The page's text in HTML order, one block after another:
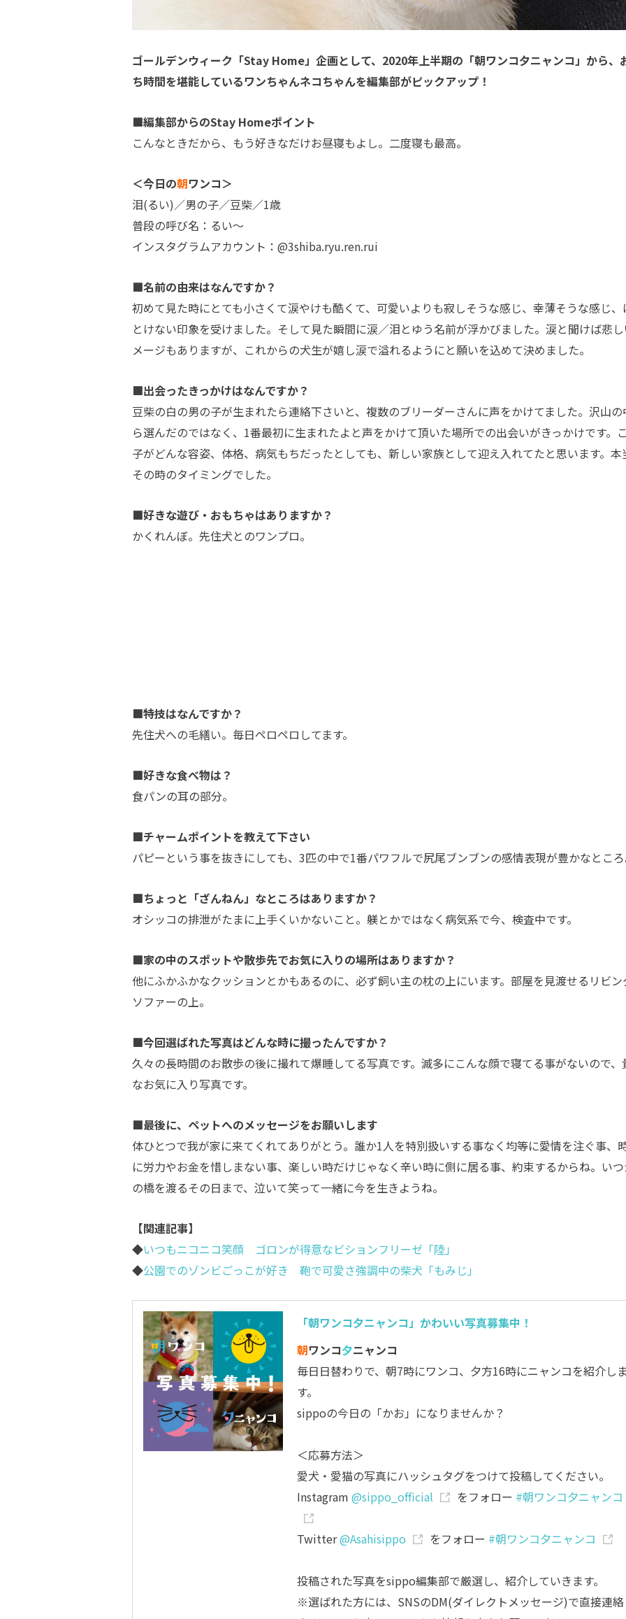
ゴールデンウィーク「Stay Home」企画として、2020年上半期の「朝ワンコ夕ニャンコ」から、
ち時間を堪能しているワンちゃんネコちゃんを編集部がピックアップ！
■編集部からのStay Homeポイント
こんなときだから、もう好きなだけお昼寝もよし。二度寝も最高。
＜今日の朝ワンコ＞
泪(るい)／男の子／豆柴／1歳
普段の呼び名：るい～
インスタグラムアカウント：@3shiba.ryu.ren.rui
■名前の由来はなんですか？
初めて見た時にとても小さくて涙やけも酷くて、可愛いよりも寂しそうな感じ、幸薄そうな感じ、
とけない印象を受けました。そして見た瞬間に涙／泪とゆう名前が浮かびました。涙と聞けば悲
メージもありますが、これからの犬生が嬉し涙で溢れるようにと願いを込めて決めました。
■出会ったきっかけはなんですか？
豆柴の白の男の子が生まれたら連絡下さいと、複数のブリーダーさんに声をかけてました。沢山の
ら選んだのではなく、1番最初に生まれたよと声をかけて頂いた場所での出会いがきっかけです。
子がどんな容姿、体格、病気もちだったとしても、新しい家族として迎え入れてたと思います。本
その時のタイミングでした。
■好きな遊び・おもちゃはありますか？
かくれんぼ。先住犬とのワンプロ。
■特技はなんですか？
先住犬への毛繕い。毎日ペロペロしてます。
■好きな食べ物は？
食パンの耳の部分。
■チャームポイントを教えて下さい
パピーという事を抜きにしても、3匹の中で1番パワフルで尻尾ブンブンの感情表現が豊かなとこ
■ちょっと「ざんねん」なところはありますか？
オシッコの排泄がたまに上手くいかないこと。躾とかではなく病気系で今、検査中です。
■家の中のスポットや散歩先でお気に入りの場所はありますか？
他にふかふかなクッションとかもあるのに、必ず飼い主の枕の上にいます。部屋を見渡せるリビン
ソファーの上。
■今回選ばれた写真はどんな時に撮ったんですか？
久々の長時間のお散歩の後に撮れて爆睡してる写真です。滅多にこんな顔で寝てる事がないので、
なお気に入り写真です。
■最後に、ペットへのメッセージをお願いします
体ひとつで我が家に来てくれてありがとう。誰か1人を特別扱いする事なく均等に愛情を注ぐ事、
に労力やお金を惜しまない事、楽しい時だけじゃなく辛い時に側に居る事、約束するからね。い
の橋を渡るその日まで、泣いて笑って一緒に今を生きようね。
【関連記事】
◆いつもニコニコ笑顔 ゴロンが得意なビションフリーゼ「陸」
◆公園でのゾンビごっこが好き 鞄で可愛さ強調中の柴犬「もみじ」
「朝ワンコ夕ニャンコ」かわいい写真募集中！
朝ワンコ夕ニャンコ
毎日日替わりで、朝7時にワンコ、夕方16時にニャンコを紹介し
す。
sippoの今日の「かお」になりませんか？
＜応募方法＞
愛犬・愛猫の写真にハッシュタグをつけて投稿してください。
Instagram @sippo_official をフォロー #朝ワンコ夕ニャンコ
Twitter@Asahisippo をフォロー #朝ワンコ夕ニャンコ
投稿された写真をsippo編集部で厳選し、紹介していきます。
※選ばれた方には、SNSのDM(ダイレクトメッセージ)で直接連